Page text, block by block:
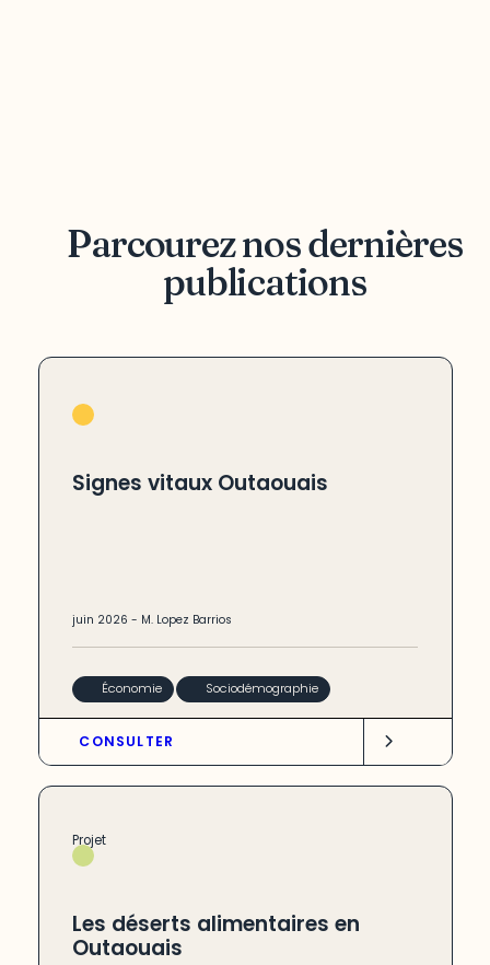
Parcourez nos dernières
publications
Signes vitaux Outaouais
juin 2026- M. Lopez Barrios
Économie Sociodémographie
CONSULTER
Projet
Les déserts alimentaires en
Outaouais